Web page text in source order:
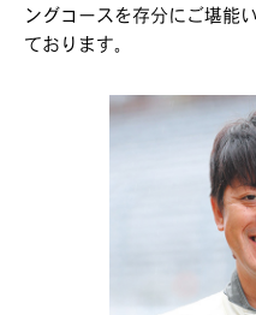
ングコースを存分にご堪能
ております。